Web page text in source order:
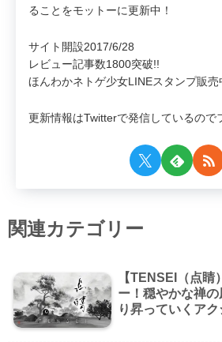
ることをモットーに更新中！
サイト開設2017/6/28
レビュー記事数1800突破!!
ほんわかネトゲ少女LINEスタンプ販
更新情報はTwitterで発信しているので
関連カテゴリー
【TENSEI（点睛
ー！穏やかな禅
り昇っていくア